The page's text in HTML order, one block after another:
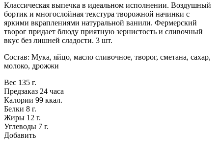
Классическая выпечка в идеальном исполнении. Воздушный
бортик и многослойная текстура творожной начинки с
яркими вкраплениями натуральной ванили. Фермерский
творог придает блюду приятную зернистость и сливочный
вкус без лишней сладости. 3 шт.
Состав: Мука, яйцо, масло сливочное, творог, сметана, сахар,
молоко, дрожжи
Вес 135 г.
Предзаказ 24 часа
Калории 99 ккал.
Белки 8 г.
Жиры 12 г.
Углеводы 7 г.
Добавить